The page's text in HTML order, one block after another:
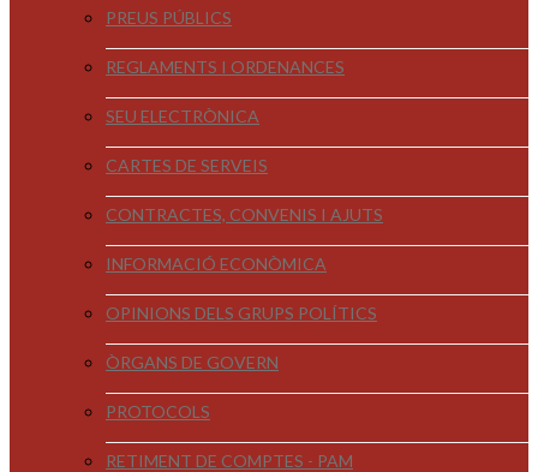
PREUS PÚBLICS
REGLAMENTS I ORDENANCES
SEU ELECTRÒNICA
CARTES DE SERVEIS
CONTRACTES, CONVENIS I AJUTS
INFORMACIÓ ECONÒMICA
OPINIONS DELS GRUPS POLÍTICS
ÒRGANS DE GOVERN
PROTOCOLS
RETIMENT DE COMPTES - PAM